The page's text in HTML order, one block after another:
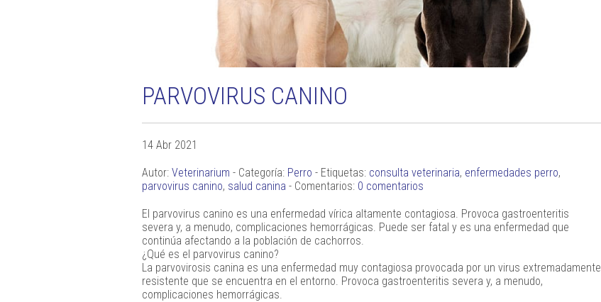
PARVOVIRUS CANINO
14 Abr 2021
Autor: Veterinarium - Categoría: Perro - Etiquetas: consulta veterinaria, enfermedades perro,
parvovirus canino, salud canina - Comentarios: 0 comentarios
El parvovirus canino es una enfermedad vírica altamente contagiosa. Provoca gastroenteritis
severa y, a menudo, complicaciones hemorrágicas. Puede ser fatal y es una enfermedad que
continúa afectando a la población de cachorros.
¿Qué es el parvovirus canino?
La parvovirosis canina es una enfermedad muy contagiosa provocada por un virus extremadamente
resistente que se encuentra en el entorno. Provoca gastroenteritis severa y, a menudo,
complicaciones hemorrágicas.